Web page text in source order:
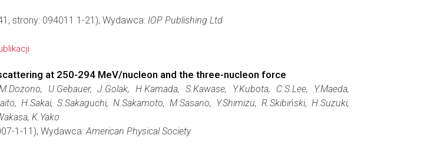
strony: 094011 1-21), Wydawca: IOP Publishing Ltd
at 250-294 MeV/nucleon and the three-nucleon force
U.Gebauer, J.Golak, H.Kamada, S.Kawase, Y.Kubota, C.S.Lee, Y.Maeda,
H.Sakai, S.Sakaguchi, N.Sakamoto, M.Sasano, Y.Shimizu, R.Skibiński, H.Suzuki,
K.Yako
1-11), Wydawca:American Physical Society